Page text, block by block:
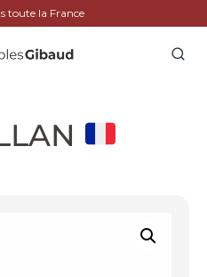
toute la France